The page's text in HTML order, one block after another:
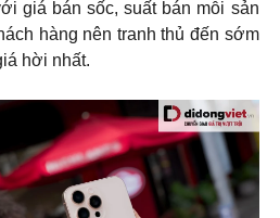
giá bán sốc, suất bán mỗi sản
hàng nên tranh thủ đến sớm
hời nhất.